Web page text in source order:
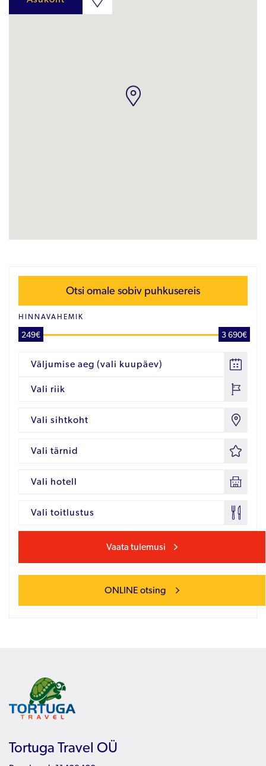
Otsi omale sobiv puhkusereis
HINNAVAHEMIK
249€ 3 690€
Väljumise aeg (vali kuupäev)
Vali riik
Vali sihtkoht
Vali tärnid
Vali hotell
Vali toitlustus
Vaata tulemusi
ONLINE otsing
Tortuga Travel OÜ